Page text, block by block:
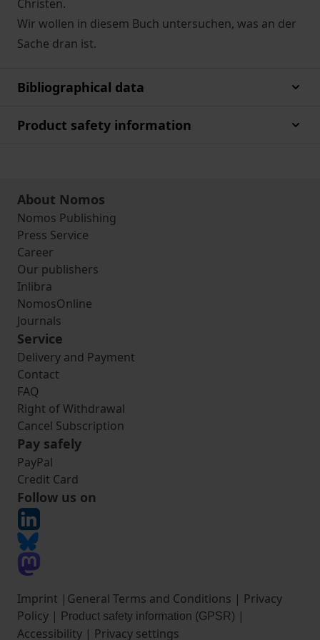
Christen.
Wir wollen in diesem Buch untersuchen, was an der
Sache dran ist.
Bibliographical data
Product safety information
About Nomos
Nomos Publishing
Press Service
Career
Our publishers
Inlibra
NomosOnline
Journals
Service
Delivery and Payment
Contact
FAQ
Right of Withdrawal
Cancel Subscription
Pay safely
PayPal
Credit Card
Follow us on
Imprint | General Terms and Conditions | Privacy
Policy | Product safety information (GPSR) |
Accessibility | Privacy settings